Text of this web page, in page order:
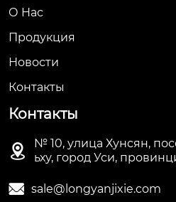
О Hас
Продукция
Новости
Контакты
Контакты

№ 10, улица Хунсян,
ьху, город Уси,
 sale@longyanjixie.com